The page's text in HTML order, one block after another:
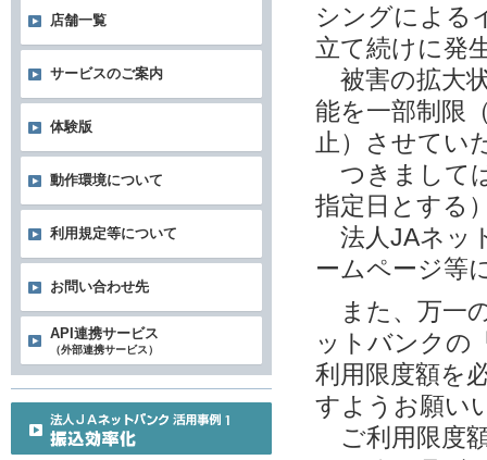
シングによる
立て続けに発
被害の拡大
能を一部制限
止）させてい
つきまして
指定日とする
法人JAネッ
ームページ等
また、万一
ットバンクの
利用限度額を
すようお願い
ご利用限度
店舗一覧
サービスのご案内
体験版
動作環境について
利用規定等について
お問い合わせ先
API連携サービス
（外部連携サービス）